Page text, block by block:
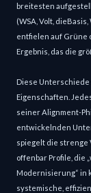
breitesten
(WSA, Volt,
entfielen auf Grüne
Ergebnis, das die
Diese Unterschiede
Eigenschaften.
seiner Alignment-
entwickelnden
spiegelt die strenge
offenbar Profile, die
Modernisierung“ in
systemische,